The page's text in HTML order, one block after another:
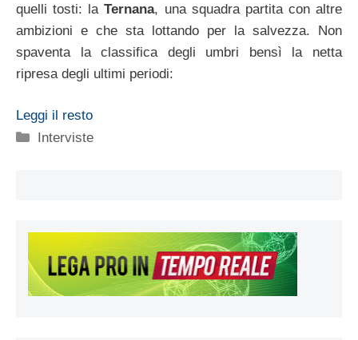
quelli tosti: laTernana, una squadra partita con altre
ambizioni e che sta lottando per la salvezza. Non
spaventa la classifica degli umbri bensì la netta
ripresa degli ultimi periodi:
Leggi il resto
Categorie
Interviste